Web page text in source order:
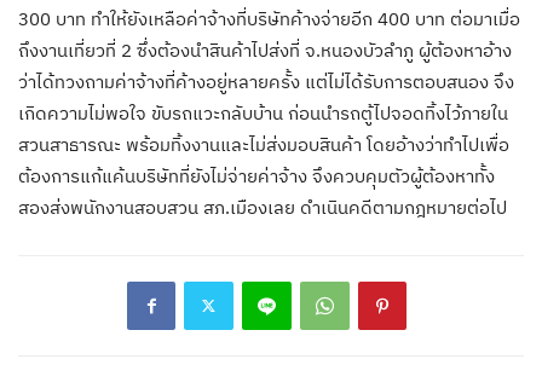
300 บาท ทำให้ยังเหลือค่าจ้างที่บริษัทค้างจ่ายอีก 400 บาท ต่อมาเมื่อ
ถึงงานเที่ยวที่ 2 ซึ่งต้องนำสินค้าไปส่งที่ จ.หนองบัวลำภู ผู้ต้องหาอ้าง
ว่าได้ทวงถามค่าจ้างที่ค้างอยู่หลายครั้ง แต่ไม่ได้รับการตอบสนอง จึง
เกิดความไม่พอใจ ขับรถแวะกลับบ้าน ก่อนนำรถตู้ไปจอดทิ้งไว้ภายใน
สวนสาธารณะ พร้อมทิ้งงานและไม่ส่งมอบสินค้า โดยอ้างว่าทำไปเพื่อ
ต้องการแก้แค้นบริษัทที่ยังไม่จ่ายค่าจ้าง จึงควบคุมตัวผู้ต้องหาทั้ง
สองส่งพนักงานสอบสวน สภ.เมืองเลย ดำเนินคดีตามกฎหมายต่อไป